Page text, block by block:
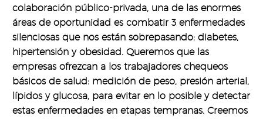
colaboración público-privada, una de las enormes
áreas de oportunidad es combatir 3 enfermedades
silenciosas que nos están sobrepasando: diabetes,
hipertensión y obesidad. Queremos que las
empresas ofrezcan a los trabajadores chequeos
básicos de salud: medición de peso, presión arterial,
lípidos y glucosa, para evitar en lo posible y detectar
estas enfermedades en etapas tempranas. Creemos